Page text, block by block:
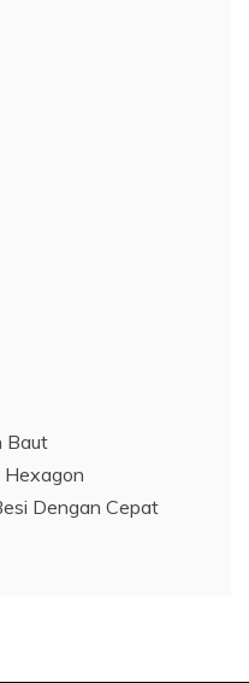
Baut
Hexagon
Dengan Cepat